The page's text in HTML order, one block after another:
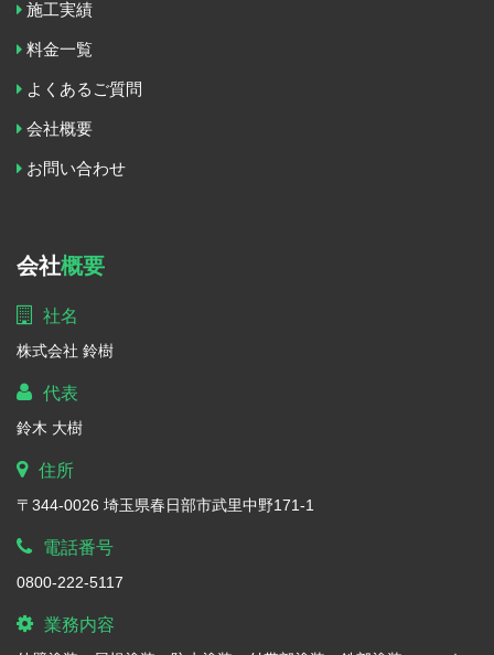
施工実績
料金一覧
よくあるご質問
会社概要
お問い合わせ
会社概要
社名
株式会社 鈴樹
代表
鈴木 大樹
住所
〒344-0026 埼玉県春日部市武里中野171-1
電話番号
0800-222-5117
業務内容